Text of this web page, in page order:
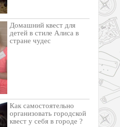
Домашний квест для
детей в стиле Алиса в
стране чудес
Как самостоятельно
организовать городской
квест у себя в городе ?